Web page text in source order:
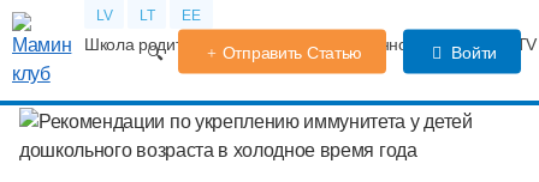
LV LT EE
Школа родителей Календарь беременности Форум
Отправить Статью Войти